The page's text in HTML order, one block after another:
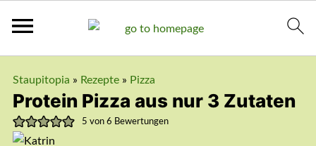
Staupitopia » Rezepte» Pizza
Protein Pizza aus nur 3 Zutaten
5 von 6 Bewertungen